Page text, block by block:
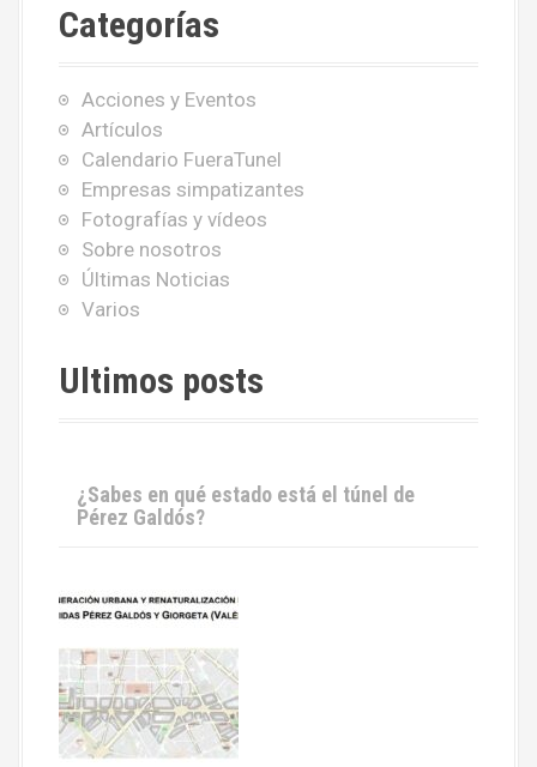
a
Categorías
Acciones y Eventos
Artículos
Calendario FueraTunel
Empresas simpatizantes
Fotografías y vídeos
Sobre nosotros
Últimas Noticias
Varios
Ultimos posts
¿Sabes en qué estado está el túnel de
Pérez Galdós?